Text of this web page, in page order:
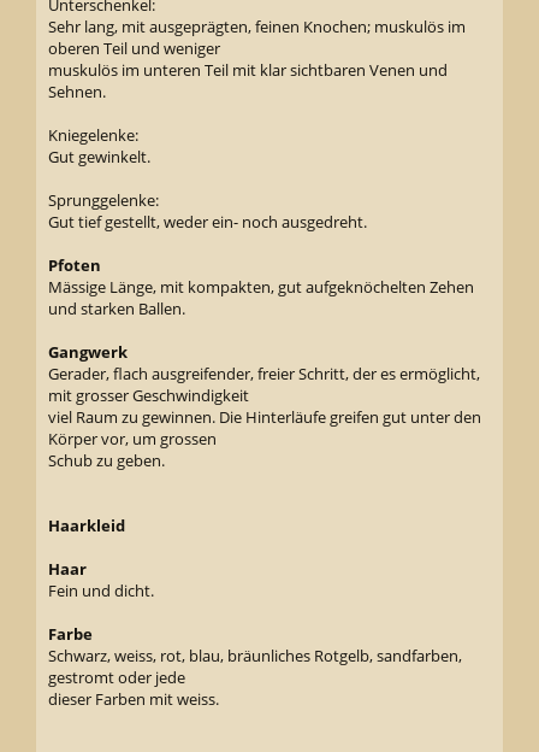
Unterschenkel:
Sehr lang, mit ausgeprägten, feinen Knochen; muskulös im
oberen Teil und weniger
muskulös im unteren Teil mit klar sichtbaren Venen und
Sehnen.
Kniegelenke:
Gut gewinkelt.
Sprunggelenke:
Gut tief gestellt, weder ein- noch ausgedreht.
Pfoten
Mässige Länge, mit kompakten, gut aufgeknöchelten Zehen
und starken Ballen.
Gangwerk
Gerader, flach ausgreifender, freier Schritt, der es ermöglicht,
mit grosser Geschwindigkeit
viel Raum zu gewinnen. Die Hinterläufe greifen gut unter den
Körper vor, um grossen
Schub zu geben.
Haarkleid
Haar
Fein und dicht.
Farbe
Schwarz, weiss, rot, blau, bräunliches Rotgelb, sandfarben,
gestromt oder jede
dieser Farben mit weiss.